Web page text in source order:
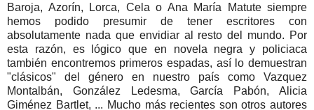
Baroja, Azorín, Lorca, Cela o Ana María Matute siempre
hemos podido presumir de tener escritores con
absolutamente nada que envidiar al resto del mundo. Por
esta razón, es lógico que en novela negra y policiaca
también encontremos primeros espadas, así lo demuestran
"clásicos" del género en nuestro país como Vazquez
Montalbán, González Ledesma, García Pabón, Alicia
Giménez Bartlet, ... Mucho más recientes son otros autores